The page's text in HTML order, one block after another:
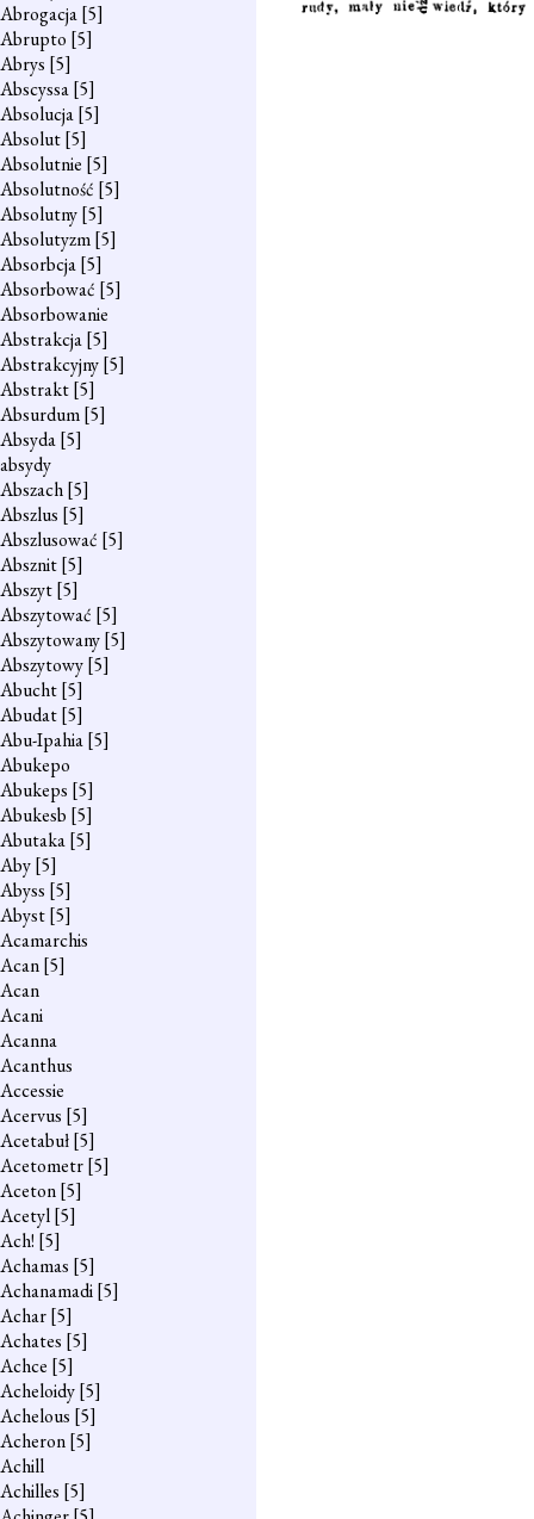
Abrogacja[5]
Abrupto [5]
Abrys [5]
Abscyssa[5]
Absolucja[5]
Absolut[5]
Absolutnie [5]
Absolutność [5]
Absolutny[5]
Absolutyzm[5]
Absorbcja[5]
Absorbować [5]
Absorbowanie
Abstrakcja[5]
Abstrakcyjny[5]
Abstrakt[5]
Absurdum[5]
Absyda[5]
absydy
Abszach[5]
Abszlus [5]
Abszlusować [5]
Absznit[5]
Abszyt[5]
Abszytować [5]
Abszytowany[5]
Abszytowy[5]
Abucht[5]
Abudat[5]
Abu-Ipahia[5]
Abukepo
Abukeps [5]
Abukesb [5]
Abutaka[5]
Aby[5]
Abyss [5]
Abyst[5]
Acamarchis
Acan[5]
Acan
Acani
Acanna
Acanthus
Accessie
Acervus [5]
Acetabuł[5]
Acetometr[5]
Aceton[5]
Acetyl[5]
Ach! [5]
Achamas [5]
Achanamadi[5]
Achar[5]
Achates [5]
Achce [5]
Acheloidy[5]
Achelous [5]
Acheron[5]
Achill
Achilles [5]